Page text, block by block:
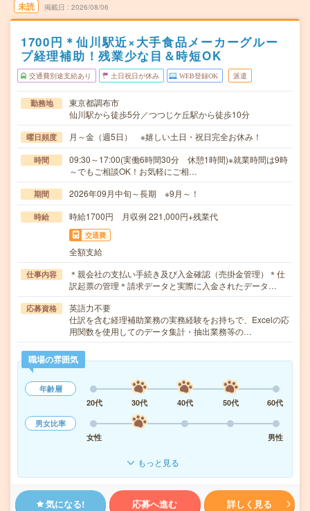
未読 掲載日 2026/08/06
1700円＊仙川駅近×大手食品メーカーグルー
プ経理補助！残業少な目＆時短OK
交通費別途支給あり 土日祝日が休み WEB登録OK 派遣
勤務地
東京都調布市
仙川駅から徒歩5分／つつじケ丘駅から徒歩10分
曜日頻度 月～金（週5日） ※嬉しい土日・祝日完全お休み！
時間
09:30～17:00(実働6時間30分 休憩1時間)※就業時間は9時
～でもご相談OK！お気軽にご相…
期間 2026年09月中旬～長期 ※9月～！
時給 時給1700円 月収例 221,000円+残業代
交通費
全額支給
仕事内容
＊親会社の支払い手続き及び入金確認（売掛金管理）＊仕
訳起票の管理＊請求データと実際に入金されたデータ…
応募資格
英語力不要
仕訳を含む経理補助業務の実務経験をお持ちで、Excelの応
用関数を使用してのデータ集計・抽出業務等の…
職場の雰囲気
年齢層
20代
30代 40代 50代
60代
男女比率
女性
男性
もっと見る
気になる! 応募へ進む 詳しく見る